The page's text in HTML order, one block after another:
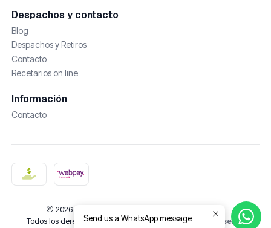
Despachos y contacto
Blog
Despachos y Retiros
Contacto
Recetarios on line
Información
Contacto
2026 De Castañas y Amores | Cosmética Natural.
Todos los derechos reservados.Desarrollado por Jumpseller.
Send us a WhatsApp message